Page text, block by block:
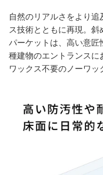
自然のリアルさをより
ス技術とともに再現。
パーケットは、高い意匠
種建物のエントランスに
ワックス不要のノーワッ